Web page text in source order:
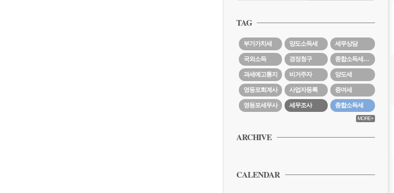
근
글
TAG
부가가치세 양도소득세 세무상담
국외소득 경정청구 종합소득세경정청구
과세예고통지 비거주자 양도세
영등포회계사 사업자등록 증여세
영등포세무사 세무조사 종합소득세
MORE+
ARCHIVE
CALENDAR